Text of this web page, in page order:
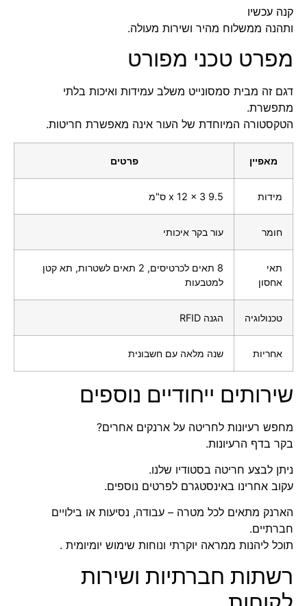
קנה עכשיו
ותהנה ממשלוח מהיר ושירות מעולה.
מפרט טכני מפורט
דגם זה מבית סמסונייט משלב עמידות ואיכות בלתי
מתפשרת.
הטקסטורה המיוחדת של העור אינה מאפשרת חריטות.
מאפיין פרטים
מידות 9.5 x 12 x 3 ס"מ
חומר עור בקר איכותי
תאי
אחסון
8 תאים לכרטיסים, 2 תאים לשטרות, תא קטן
למטבעות
טכנולוגיה הגנה RFID
אחריות שנה מלאה עם חשבונית
שירותים ייחודיים נוספים
מחפש רעיונות לחריטה על ארנקים אחרים?
בקר בדף הרעיונות.
ניתן לבצע חריטה בסטודיו שלנו.
עקוב אחרינו באינסטגרם לפרטים נוספים.
הארנק מתאים לכל מטרה – עבודה, נסיעות או בילויים
חברתיים.
תוכל ליהנות ממראה יוקרתי ונוחות שימוש יומיומית .
רשתות חברתיות ושירות